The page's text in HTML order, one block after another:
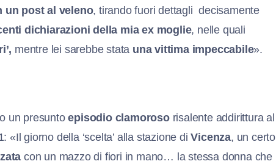
un post al veleno, tirando fuori dettagli decisamente
dichiarazioni della mia ex moglie, nelle quali
mentre lei sarebbe stata una vittima impeccabile».
un presuntoepisodio clamorosorisalente addirittura al
«Il giorno della ‘scelta’ alla stazione diVicenza, un certo
con un mazzo di fiori in mano… la stessa donna che